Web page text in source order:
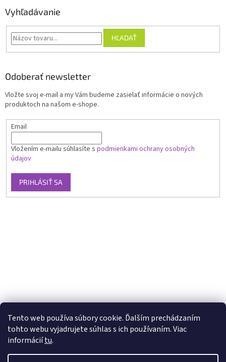
Tento web používa súbory cookie. Ďalším prechádzaním
tohto webu vyjadrujete súhlas s ich používaním. Viac
informáciítu.
Vyhľadávanie
HĽADAŤ
Odoberať newsletter
Vložte svoj e-mail a my Vám budeme zasielať informácie o nových
produktoch na našom e-shope.
Email
Vložením e-mailu súhlasíte s podmienkami ochrany osobných
údajov
PRIHLÁSIŤ SA